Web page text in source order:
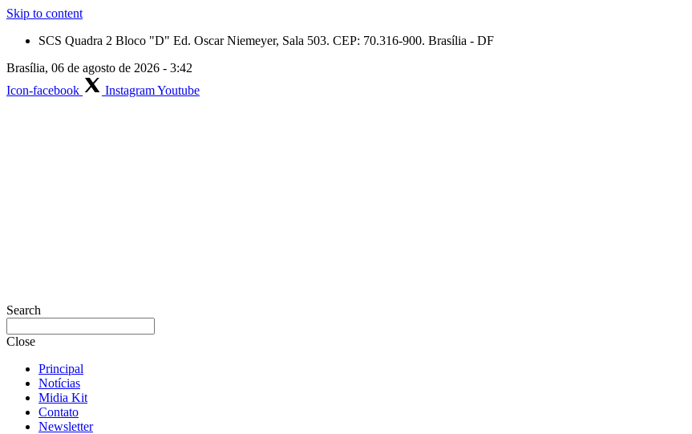
Skip to content
SCS Quadra 2 Bloco "D" Ed. Oscar Niemeyer, Sala 503. CEP: 70.316-900. Brasília - DF
Brasília, 06 de agosto de 2026 - 3:42
Icon-facebook
InstagramYoutube
Search
Close
Principal
Notícias
Midia Kit
Contato
Newsletter